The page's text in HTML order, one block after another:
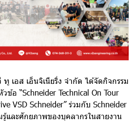
เอส เอ็นจิเนียริ่ง จำกัด ได้จัดกิจกรรม
ข้อ “Schneider Technical On Tour
VSD Schneider” ร่วมกับ Schneider
และศักยภาพของบุคลากรในสายงาน